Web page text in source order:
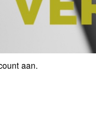
aan.